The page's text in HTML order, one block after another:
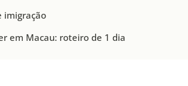
imigração
em Macau: roteiro de 1 dia